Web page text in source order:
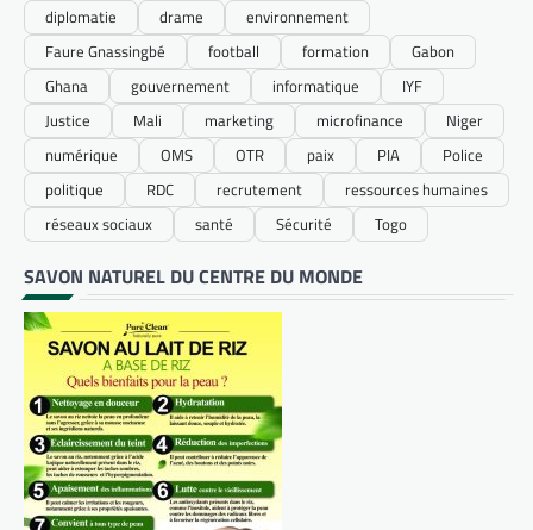
diplomatie
drame
environnement
Faure Gnassingbé
football formation
Gabon
Ghana
gouvernement informatique
IYF
Justice
Mali marketing microfinance
Niger
numérique
OMS OTR paix PIA
Police
politique
RDC recrutement
ressources humaines
réseaux sociaux
santé Sécurité Togo
SAVON NATUREL DU CENTRE DU MONDE